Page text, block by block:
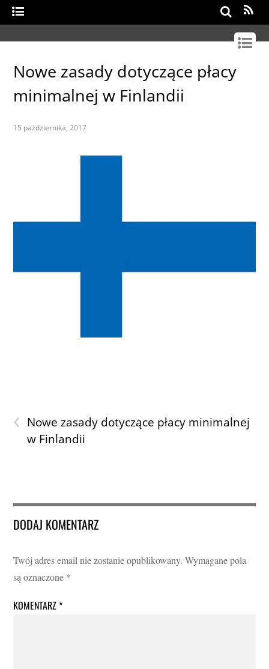
Nowe zasady dotyczące płacy
minimalnej w Finlandii
15 października, 2017
‹ Nowe zasady dotyczące płacy minimalnej
w Finlandii
DODAJ KOMENTARZ
Twój adres email nie zostanie opublikowany. Wymagane pola
są oznaczone *
KOMENTARZ*